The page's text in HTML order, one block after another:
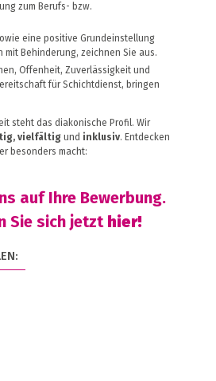
zum Berufs- bzw.
eine positive Grundeinstellung
mit Behinderung, zeichnen Sie aus.
Offenheit, Zuverlässigkeit und
für Schichtdienst, bringen
steht das diakonische Profil. Wir
vielfältig und inklusiv. Entdecken
besonders macht:
auf Ihre Bewerbung.
Sie sich jetzt hier!